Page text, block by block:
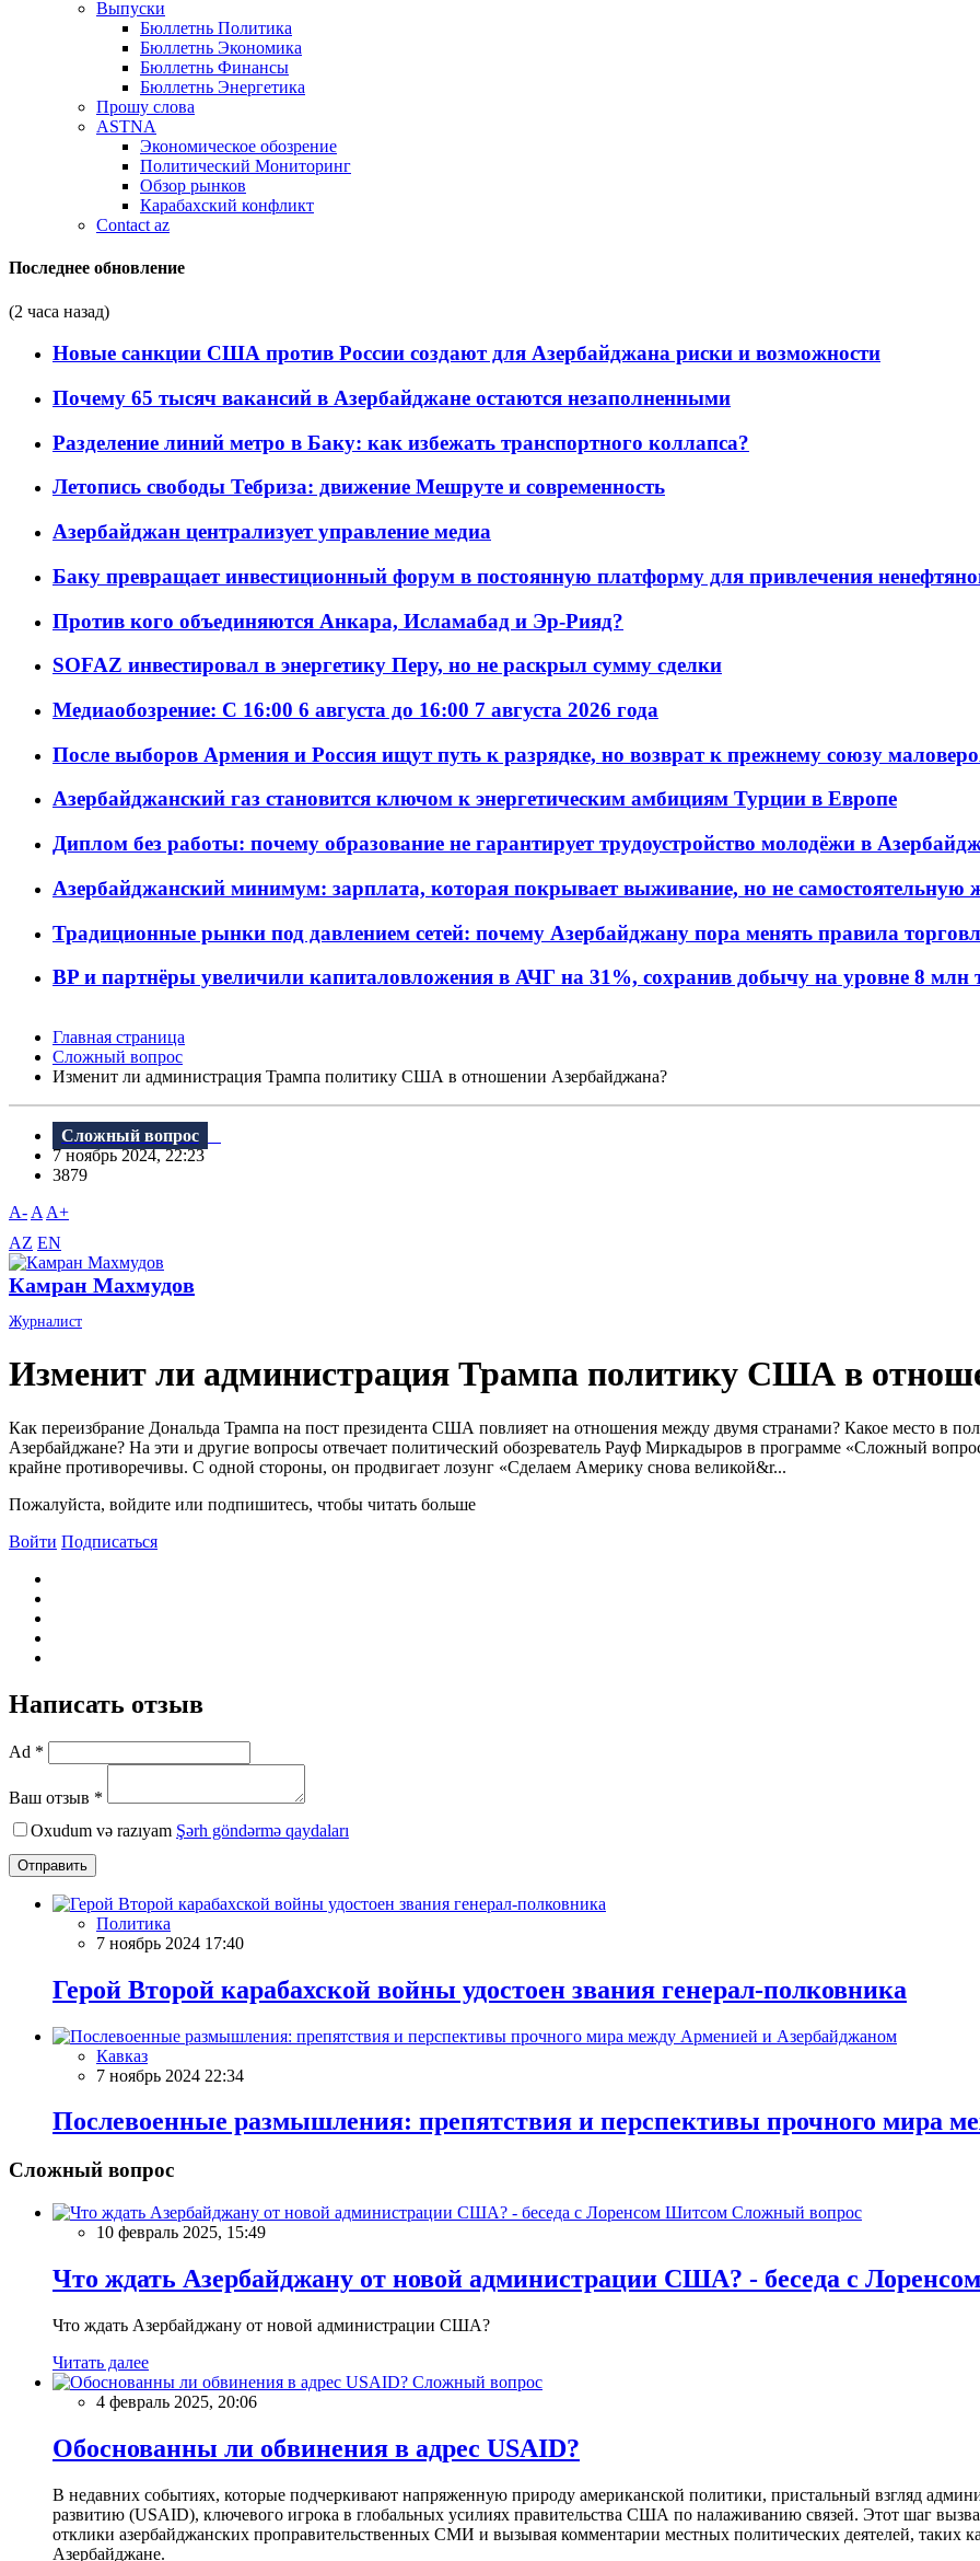
Выпуски
Бюллетнь Политика
Бюллетнь Экономика
Бюллетнь Финансы
Бюллетнь Энергетика
Прошу слова
ASTNA
Экономическое обозрение
Политический Мониторинг
Обзор рынков
Карабахский конфликт
Contact az
Последнее обновление
(2 часа назад)
Новые санкции США против России создают для Азербайджана риски и возможности
Почему 65 тысяч вакансий в Азербайджане остаются незаполненными
Разделение линий метро в Баку: как избежать транспортного коллапса?
Летопись свободы Тебриза: движение Мешруте и современность
Азербайджан централизует управление медиа
Баку превращает инвестиционный форум в постоянную платформу для привлечения
Против кого объединяются Анкара, Исламабад и Эр-Рияд?
SOFAZ инвестировал в энергетику Перу, но не раскрыл сумму сделки
Медиаобозрение: С 16:00 6 августа до 16:00 7 августа 2026 года
После выборов Армения и Россия ищут путь к разрядке, но возврат к прежнему союзу
Азербайджанский газ становится ключом к энергетическим амбициям Турции в Европе
Диплом без работы: почему образование не гарантирует трудоустройство молодёжи в
Азербайджанский минимум: зарплата, которая покрывает выживание, но не самостоятельную
Традиционные рынки под давлением сетей: почему Азербайджану пора менять правила
BP и партнёры увеличили капиталовложения в АЧГ на 31%, сохранив добычу на уровне 8 млн
Главная страница
Сложный вопрос
Изменит ли администрация Трампа политику США в отношении Азербайджана?
Сложный вопрос
7 ноябрь 2024, 22:23
3879
A- A A+
AZ EN
Камран Махмудов
Журналист
Изменит ли администрация Трампа политику США в
Как переизбрание Дональда Трампа на пост президента США повлияет на отношения между двумя странами? Какое место в
Азербайджане? На эти и другие вопросы отвечает политический обозреватель Рауф Миркадыров в программе «Сложный
крайне противоречивы. С одной стороны, он продвигает лозунг «Сделаем Америку снова великой&r...
Пожалуйста, войдите или подпишитесь, чтобы читать больше
Войти Подписаться
Написать отзыв
Ad *
Ваш отзыв *
Oxudum və razıyam Şərh göndərmə qaydaları
Отправить
Политика
7 ноябрь 2024 17:40
Герой Второй карабахской войны удостоен звания генерал-полковника
Кавказ
7 ноябрь 2024 22:34
Послевоенные размышления: препятствия и перспективы прочного мира
Сложный вопрос
Сложный вопрос
10 февраль 2025, 15:49
Что ждать Азербайджану от новой администрации США? - беседа с
Что ждать Азербайджану от новой администрации США?
Читать далее
Сложный вопрос
4 февраль 2025, 20:06
Обоснованны ли обвинения в адрес USAID?
В недавних событиях, которые подчеркивают напряженную природу американской политики, пристальный взгляд
развитию (USAID), ключевого игрока в глобальных усилиях правительства США по налаживанию связей. Этот шаг
отклики азербайджанских проправительственных СМИ и вызывая комментарии местных политических деятелей, таких
Азербайджане.